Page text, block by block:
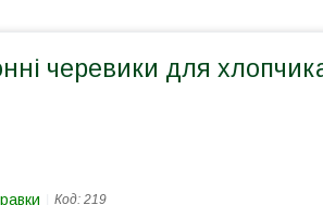
черевики для
Код: 219